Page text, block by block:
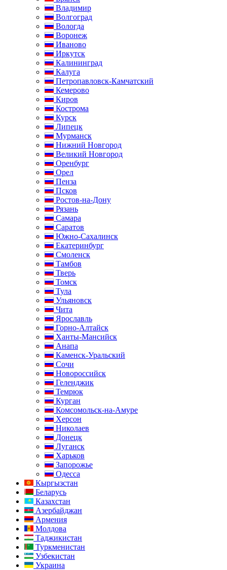
Владимир
Волгоград
Вологда
Воронеж
Иваново
Иркутск
Калининград
Калуга
Петропавловск-Камчатский
Кемерово
Киров
Кострома
Курск
Липецк
Мурманск
Нижний Новгород
Великий Новгород
Оренбург
Орел
Пенза
Псков
Ростов-на-Дону
Рязань
Самара
Саратов
Южно-Сахалинск
Екатеринбург
Смоленск
Тамбов
Тверь
Томск
Тула
Ульяновск
Чита
Ярославль
Горно-Алтайск
Ханты-Мансийск
Анапа
Каменск-Уральский
Сочи
Новороссийск
Геленджик
Темрюк
Курган
Комсомольск-на-Амуре
Херсон
Николаев
Донецк
Луганск
Харьков
Запорожье
Одесса
Кыргызстан
Беларусь
Казахстан
Азербайджан
Армения
Молдова
Таджикистан
Туркменистан
Узбекистан
Украина